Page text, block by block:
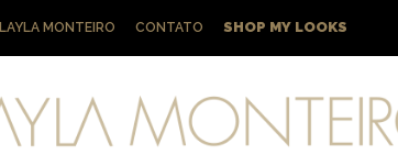
LAYLA MONTEIRO CONTATO SHOP MY LOOKS